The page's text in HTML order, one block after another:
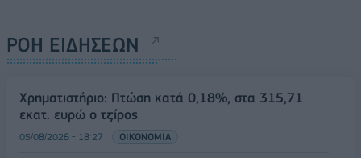
ΡΟΗ ΕΙΔΗΣΕΩΝ
Χρηματιστήριο: Πτώση κατά 0,18%, στα 315,71
εκατ. ευρώ ο τζίρος
05/08/2026 - 18:27 ΟΙΚΟΝΟΜΙΑ